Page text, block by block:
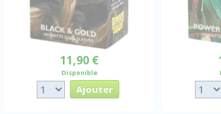
11,90 €
Disponible